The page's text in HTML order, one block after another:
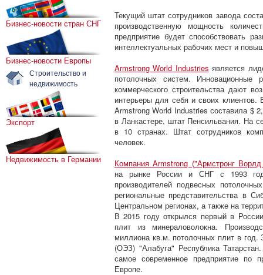
Бизнес-новости стран СНГ
Бизнес-новости Европы
Строительство и
недвижимость
Экспорт
Недвижимость в Германии
Текущий штат сотрудников завода
производственную мощность
предприятие будет способствовать
интеллектуальных рабочих мест и
Armstrong World Industries является
потолочных систем.
коммерческого строительства дают
интерьеры для себя и своих клиентов.
Armstrong World Industries составила $
в Ланкастере, штат Пенсильвания. На
в 10 странах. Штат сотрудников
человек.
Компания Armstrong ("Армстронг
на рынке России и СНГ с 1993
производителей подвесных
региональные представительства в
Центральном регионах, а также на
В 2015 году открылся первый в
плит из минераловолокна.
миллиона кв.м. потолочных плит в год.
(ОЭЗ) "Алабуга" Республика
самое современное предприятие по
Европе.